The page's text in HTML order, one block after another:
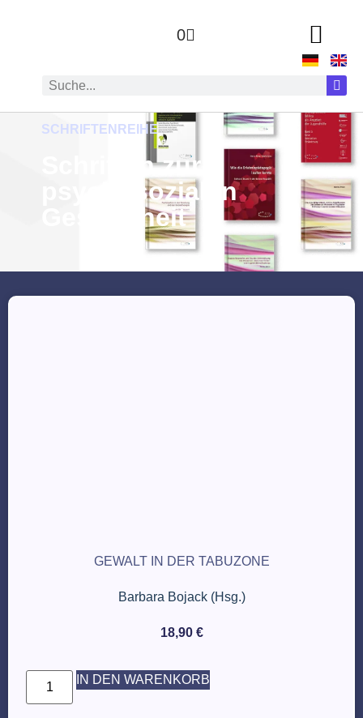
0
SCHRIFTENREIHE
Schriften zur
psychosozialen
Gesundheit
GEWALT IN DER TABUZONE
Barbara Bojack (Hsg.)
18,90 €
IN DEN WARENKORB